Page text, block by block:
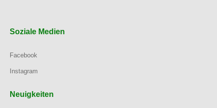
Soziale Medien
Facebook
Instagram
Neuigkeiten